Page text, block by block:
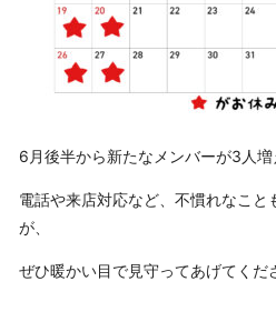
6月後半から新たなメンバーが3人増
電話や来店対応など、不慣れなこと
が、
ぜひ暖かい目で見守ってあげてくだ